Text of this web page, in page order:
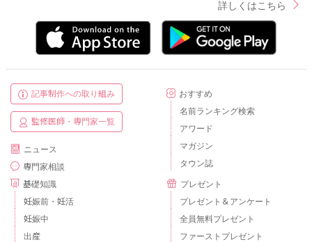
詳しくはこちら
記事制作への取り組み
監修医師・専門家一覧
ニュース
専門家相談
基礎知識
妊娠前・妊活
妊娠中
出産
おすすめ
名前ランキング検索
アワード
マガジン
タウン誌
プレゼント
プレゼント＆アンケート
全員無料プレゼント
ファーストプレゼント